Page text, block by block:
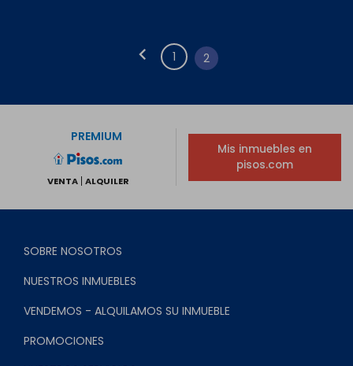
chevron_left 1 2
PREMIUM
VENTA ALQUILER
Mis inmuebles en
pisos.com
SOBRE NOSOTROS
NUESTROS INMUEBLES
VENDEMOS - ALQUILAMOS SU INMUEBLE
PROMOCIONES